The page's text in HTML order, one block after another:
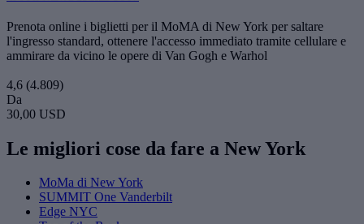
Prenota online i biglietti per il MoMA di New York per saltare
l'ingresso standard, ottenere l'accesso immediato tramite cellulare e
ammirare da vicino le opere di Van Gogh e Warhol
4,6 (4.809)
Da
30,00 USD
Le migliori cose da fare a New York
MoMa di New York
SUMMIT One Vanderbilt
Edge NYC